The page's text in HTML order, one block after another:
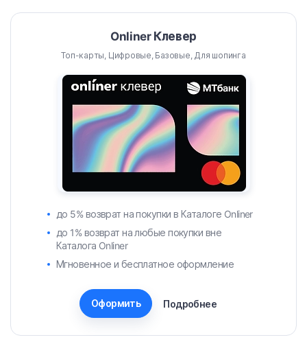
Onliner Клевер
Топ-карты, Цифровые, Базовые, Для шопинга
до 5% возврат на покупки в Каталоге Onliner
до 1% возврат на любые покупки вне
Каталога Onliner
Мгновенное и бесплатное оформление
Оформить Подробнее